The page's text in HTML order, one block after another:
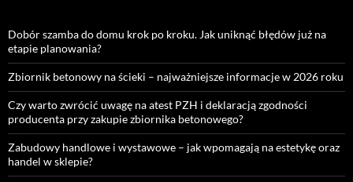
Dobór szamba do domu krok po kroku. Jak uniknąć błędów już na
etapie planowania?
Zbiornik betonowy na ścieki – najważniejsze informacje w 2026 roku
Czy warto zwrócić uwagę na atest PZH i deklaracją zgodności
producenta przy zakupie zbiornika betonowego?
Zabudowy handlowe i wystawowe – jak wpomagają na estetykę oraz
handel w sklepie?